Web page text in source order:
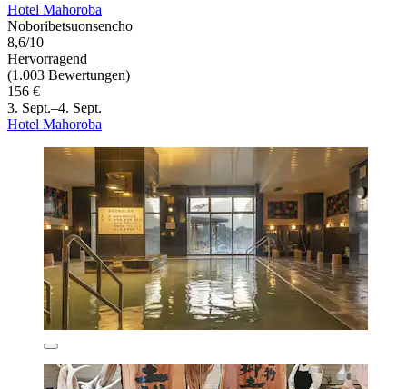
Hotel Mahoroba
Noboribetsuonsencho
8,6/10
Hervorragend
(1.003 Bewertungen)
156 €
3. Sept.–4. Sept.
Hotel Mahoroba